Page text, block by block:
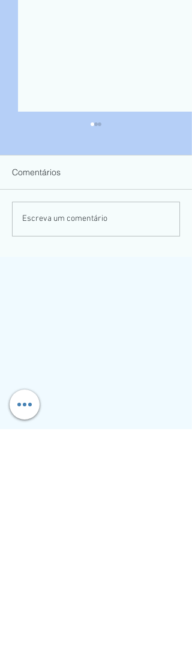
Casamento Suelen e
Walacy
Comentários
Escreva um comentário